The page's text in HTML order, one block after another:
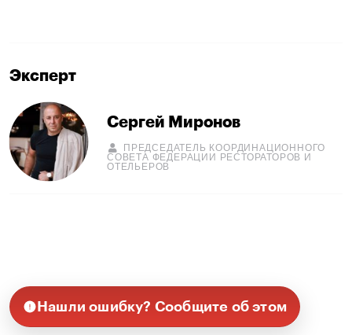
Эксперт
Сергей Миронов
ПРЕДСЕДАТЕЛЬ КООРДИНАЦИОННОГО
СОВЕТА ФЕДЕРАЦИИ РЕСТОРАТОРОВ И
ОТЕЛЬЕРОВ
Нашли ошибку? Сообщите об этом